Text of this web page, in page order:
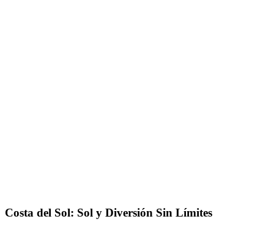
Costa del Sol: Sol y Diversión Sin Límites